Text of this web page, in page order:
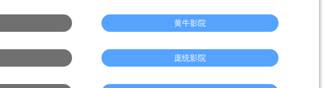
黄牛影院
庞统影院